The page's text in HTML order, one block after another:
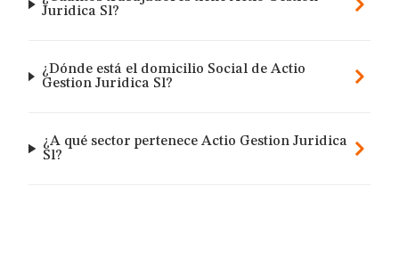
Juridica Sl?
¿Dónde está el domicilio Social de Actio
Gestion Juridica Sl?
¿A qué sector pertenece Actio Gestion Juridica
Sl?